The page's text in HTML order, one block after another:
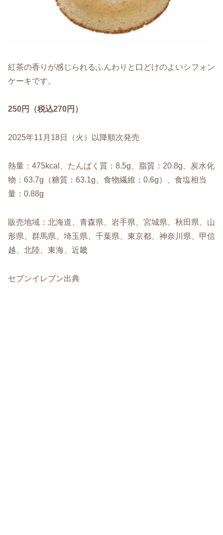
紅茶の香りが感じられるふんわりと口どけのよいシフォン
ケーキです。
250円（税込270円）
2025年11月18日（火）以降順次発売
熱量：475kcal、たんぱく質：8.5g、脂質：20.8g、炭水化
物：63.7g（糖質：63.1g、食物繊維：0.6g）、食塩相当
量：0.88g
販売地域：北海道、青森県、岩手県、宮城県、秋田県、山
形県、群馬県、埼玉県、千葉県、東京都、神奈川県、甲信
越、北陸、東海、近畿
セブンイレブン出典